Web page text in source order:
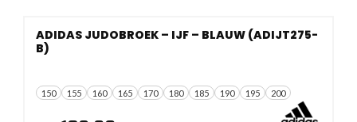
150 155 160 165 170 180 185 190 195 200
ADIDAS JUDOBROEK – IJF – BLAUW (ADIJT275-
B)